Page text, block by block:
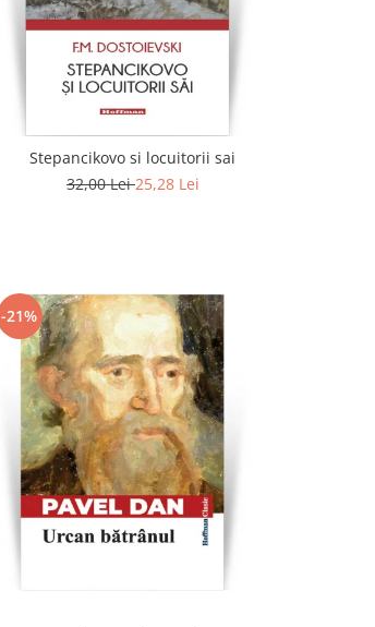
Stepancikovo si locuitorii sai
32,00 Lei25,28 Lei
-21%